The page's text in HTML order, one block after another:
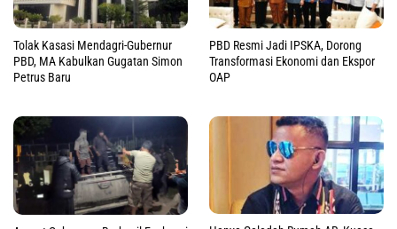
Tolak Kasasi Mendagri-Gubernur
PBD, MA Kabulkan Gugatan Simon
Petrus Baru
PBD Resmi Jadi IPSKA, Dorong
Transformasi Ekonomi dan Ekspor
OAP